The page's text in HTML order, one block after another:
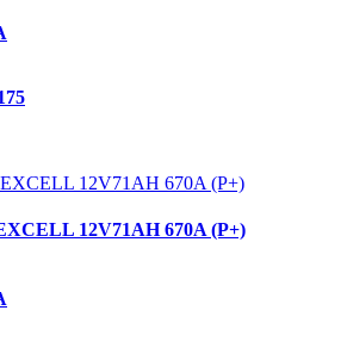
12V71AH 670A (P+)